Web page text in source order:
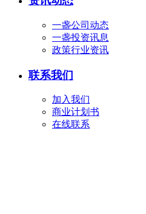
一盏公司动态
一盏投资讯息
政策行业资讯
联系我们
加入我们
商业计划书
在线联系